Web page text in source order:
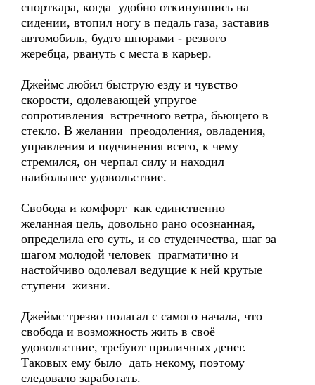
спорткара, когда удобно откинувшись на
сидении, втопил ногу в педаль газа, заставив
автомобиль, будто шпорами - резвого
жеребца, рвануть с места в карьер.
Джеймс любил быструю езду и чувство
скорости, одолевающей упругое
сопротивления встречного ветра, бьющего в
стекло. В желании преодоления, овладения,
управления и подчинения всего, к чему
стремился, он черпал силу и находил
наибольшее удовольствие.
Свобода и комфорт как единственно
желанная цель, довольно рано осознанная,
определила его суть, и со студенчества, шаг за
шагом молодой человек прагматично и
настойчиво одолевал ведущие к ней крутые
ступени жизни.
Джеймс трезво полагал с самого начала, что
свобода и возможность жить в своё
удовольствие, требуют приличных денег.
Таковых ему было дать некому, поэтому
следовало заработать.